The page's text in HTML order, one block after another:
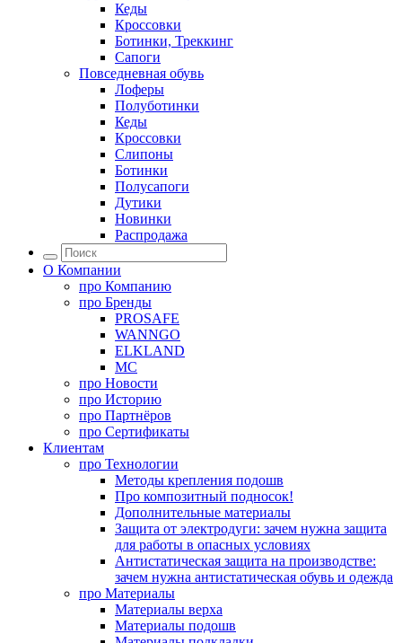
Кеды
Кроссовки
Ботинки, Треккинг
Сапоги
Повседневная обувь
Лоферы
Полуботинки
Кеды
Кроссовки
Слипоны
Ботинки
Полусапоги
Дутики
Новинки
Распродажа
О Компании
про Компанию
про Бренды
PROSAFE
WANNGO
ELKLAND
MC
про Новости
про Историю
про Партнёров
про Сертификаты
Клиентам
про Технологии
Методы крепления подошв
Про композитный подносок!
Дополнительные материалы
Защита от электродуги: зачем нужна защита
для работы в опасных условиях
Антистатическая защита на производстве:
зачем нужна антистатическая обувь и одежда
про Материалы
Материалы верха
Материалы подошв